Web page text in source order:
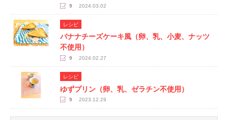
9 2024.03.02
レシピ
バナナチーズケーキ風（卵、乳、小麦、ナッツ
不使用）
9 2024.02.27
レシピ
ゆずプリン（卵、乳、ゼラチン不使用）
9 2023.12.29